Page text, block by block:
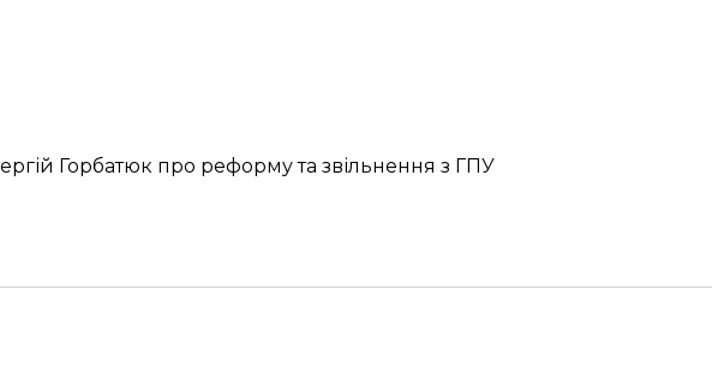
Горбатюк про реформу та звільнення з ГПУ